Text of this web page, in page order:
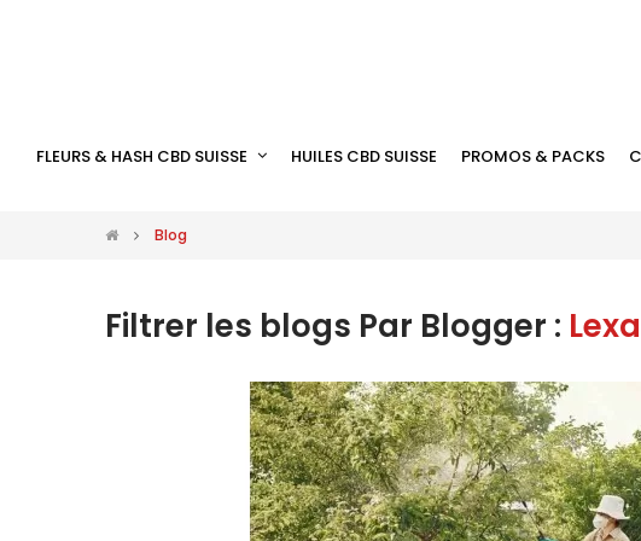
FLEURS & HASH CBD SUISSE HUILES CBD SUISSE PROMOS & PACKS
Blog
Filtrer les blogs Par Blogger :